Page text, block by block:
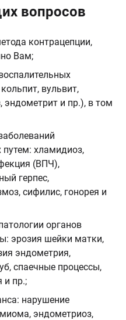
вопросов
контрацепции,
Вам;
вульвит,
эндометрит и пр.), в том
хламидиоз,
(ВПЧ),
герпес,
сифилис, гонорея и
органов
эрозия шейки матки,
эндометрия,
спаечные процессы,
и пр.;
нарушение
эндометриоз,